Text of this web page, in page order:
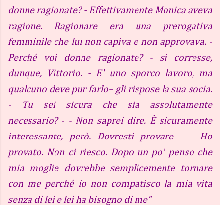
donne ragionate? - Effettivamente Monica aveva
ragione. Ragionare era una prerogativa
femminile che lui non capiva e non approvava. -
Perché voi donne ragionate? - si corresse,
dunque, Vittorio. - E' uno sporco lavoro, ma
qualcuno deve pur farlo– gli rispose la sua socia.
- Tu sei sicura che sia assolutamente
necessario? - - Non saprei dire. È sicuramente
interessante, però. Dovresti provare - - Ho
provato. Non ci riesco. Dopo un po' penso che
mia moglie dovrebbe semplicemente tornare
con me perché io non compatisco la mia vita
senza di lei e lei ha bisogno di me”